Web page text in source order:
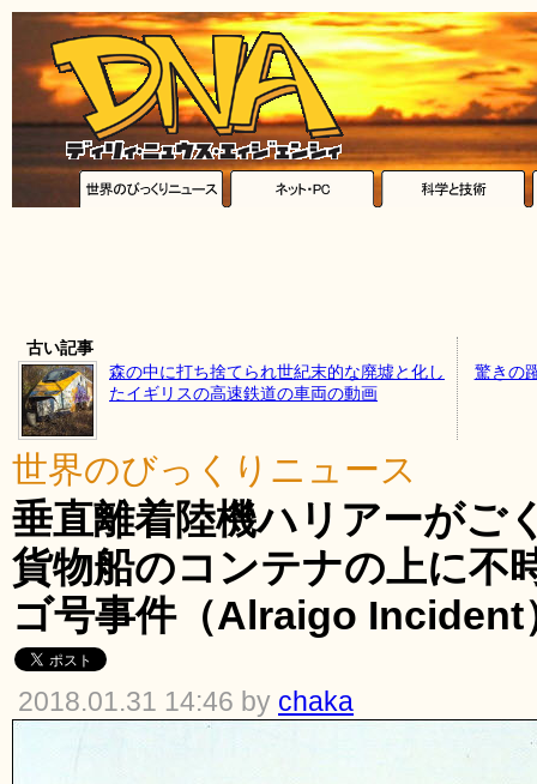
古い記事
森の中に打ち捨てられ世紀末的な廃墟と化し
たイギリスの高速鉄道の車両の動画
驚きの
世界のびっくりニュース
垂直離着陸機ハリアーがご
貨物船のコンテナの上に不
ゴ号事件（Alraigo Incident
2018.01.31 14:46 by chaka